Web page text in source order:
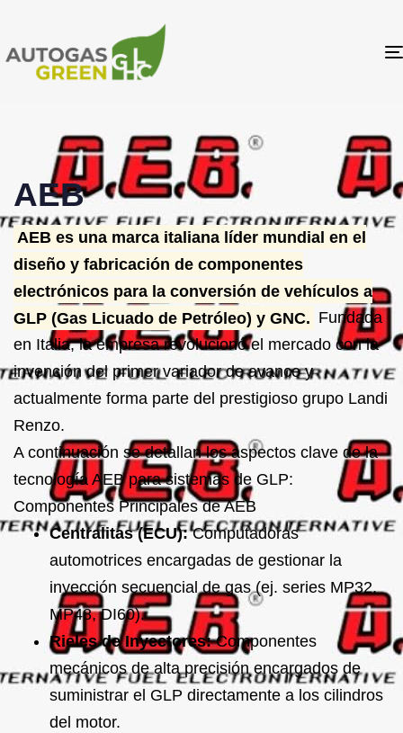
AEB
AEB es una marca italiana líder mundial en el
diseño y fabricación de componentes
electrónicos para la conversión de vehículos a
GLP (Gas Licuado de Petróleo) y GNC. Fundada
en Italia, la empresa revolucionó el mercado con la
invención del primer variador de avance y
actualmente forma parte del prestigioso grupo Landi
Renzo.
A continuación se detallan los aspectos clave de la
tecnología AEB para sistemas de GLP:
Componentes Principales de AEB
Centralitas (ECU):Computadoras
automotrices encargadas de gestionar la
inyección secuencial de gas (ej. series MP32,
MP48, DI60).
Rieles de Inyectores:Componentes
mecánicos de alta precisión encargados de
suministrar el GLP directamente a los cilindros
del motor.